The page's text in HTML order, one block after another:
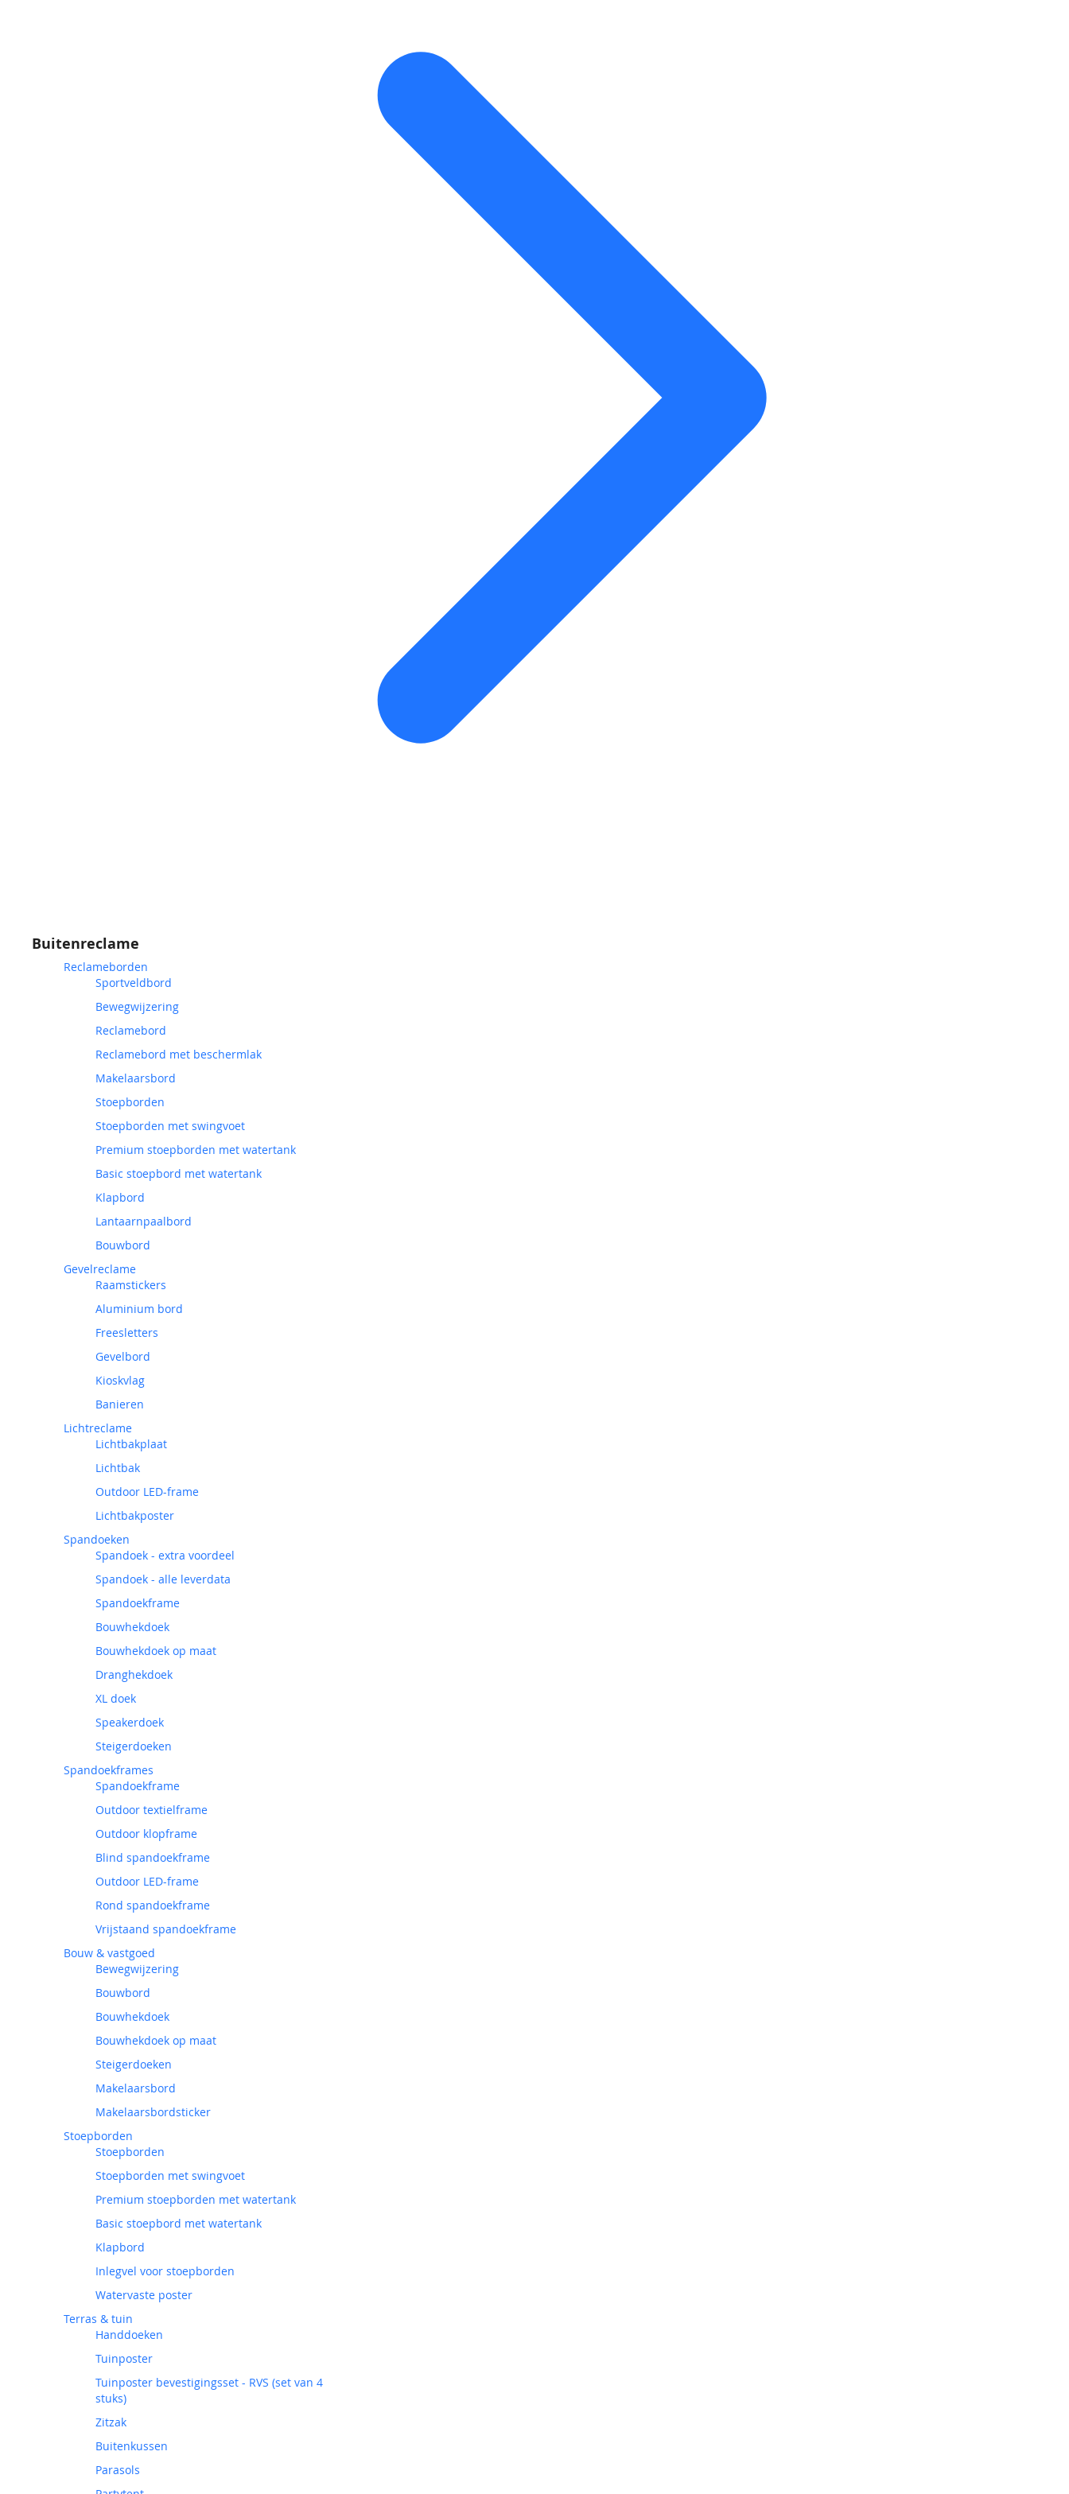
Buitenreclame
Reclameborden
Sportveldbord
Bewegwijzering
Reclamebord
Reclamebord met beschermlak
Makelaarsbord
Stoepborden
Stoepborden met swingvoet
Premium stoepborden met watertank
Basic stoepbord met watertank
Klapbord
Lantaarnpaalbord
Bouwbord
Gevelreclame
Raamstickers
Aluminium bord
Freesletters
Gevelbord
Kioskvlag
Banieren
Lichtreclame
Lichtbakplaat
Lichtbak
Outdoor LED-frame
Lichtbakposter
Spandoeken
Spandoek - extra voordeel
Spandoek - alle leverdata
Spandoekframe
Bouwhekdoek
Bouwhekdoek op maat
Dranghekdoek
XL doek
Speakerdoek
Steigerdoeken
Spandoekframes
Spandoekframe
Outdoor textielframe
Outdoor klopframe
Blind spandoekframe
Outdoor LED-frame
Rond spandoekframe
Vrijstaand spandoekframe
Bouw & vastgoed
Bewegwijzering
Bouwbord
Bouwhekdoek
Bouwhekdoek op maat
Steigerdoeken
Makelaarsbord
Makelaarsbordsticker
Stoepborden
Stoepborden
Stoepborden met swingvoet
Premium stoepborden met watertank
Basic stoepbord met watertank
Klapbord
Inlegvel voor stoepborden
Watervaste poster
Terras & tuin
Handdoeken
Tuinposter
Tuinposter bevestigingsset - RVS (set van 4
stuks)
Zitzak
Buitenkussen
Parasols